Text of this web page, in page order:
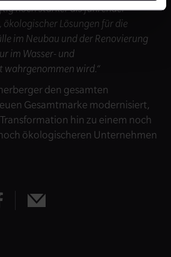
noch stärker als führender
Lösungen für die
im Neubau und der Renovierung
im Wasser- und
wahrgenommen wird.“
den gesamten
Gesamtmarke modernisiert,
hin zu einem noch
ökologischeren Unternehmen
Teilen
facebook